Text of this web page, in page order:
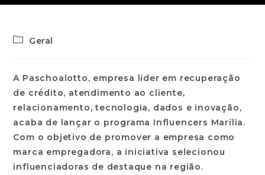
Geral
A Paschoalotto, empresa líder em recuperação
de crédito, atendimento ao cliente,
relacionamento, tecnologia, dados e inovação,
acaba de lançar o programa Influencers Marília.
Com o objetivo de promover a empresa como
marca empregadora, a iniciativa selecionou
influenciadoras de destaque na região.